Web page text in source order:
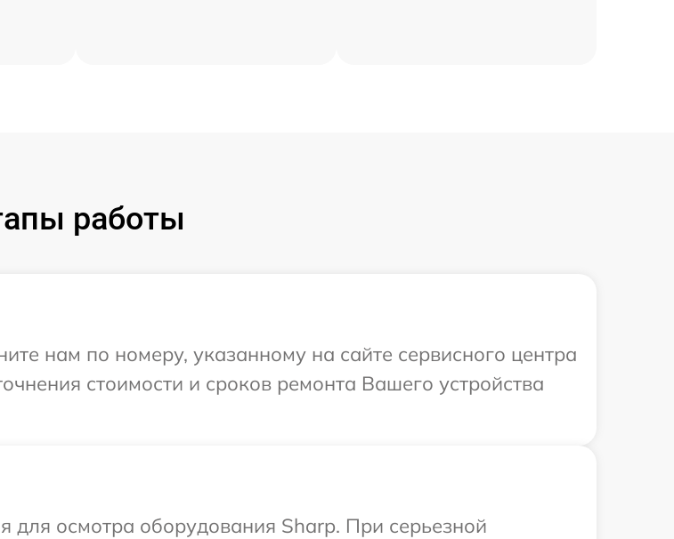
работы
нам по номеру, указанному на сайте сервисного центра
стоимости и сроков ремонта Вашего устройства
осмотра оборудования Sharp. При серьезной